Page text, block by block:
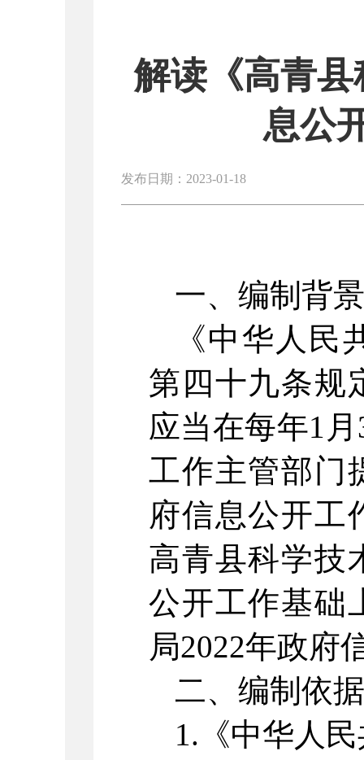
解读《高青
息公
发布日期：2023-01-18
一、编制背景
《中华人
第四十九条规
应当在每年1
工作主管部门
府信息公开工
高青县科学技
公开工作基础
局2022年政府
二、编制依据
1.《中华人